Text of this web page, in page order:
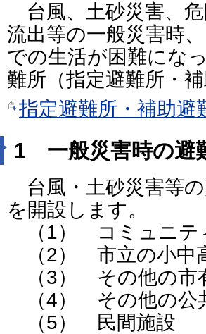
台風、土砂災害、
流出等の一般災害時
での生活が困難にな
難所（指定避難所・
指定避難所・補助避
1 一般災害時の避
台風・土砂災害等
を開設します。
（1） コミュニテ
（2） 市立の小中
（3） その他の市
（4） その他の公
（5） 民間施設